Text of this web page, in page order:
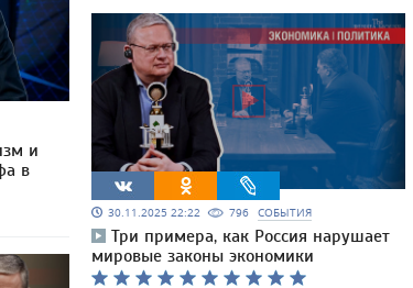
и
в
30.11.2025 22:22 796 СОБЫТИЯ
Три примера, как Россия нарушает
мировые законы экономики